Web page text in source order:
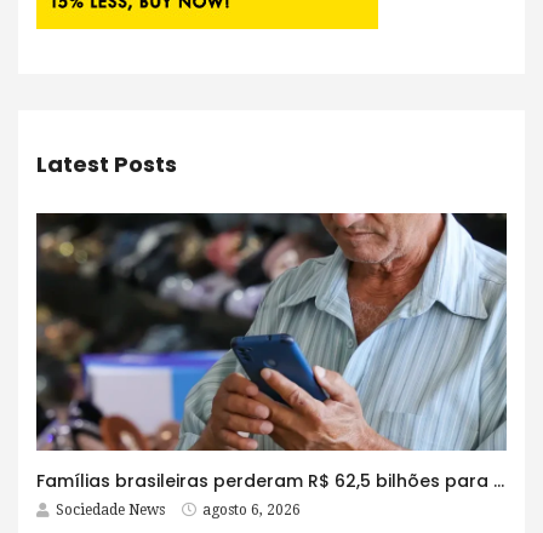
Latest Posts
Famílias brasileiras perderam R$ 62,5 bilhões para bets em 2025
Sociedade News agosto 6, 2026